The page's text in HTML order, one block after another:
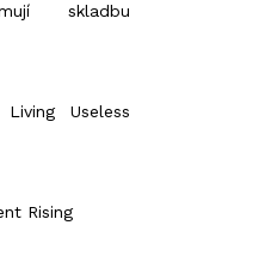
skladbu
Useless
Rising